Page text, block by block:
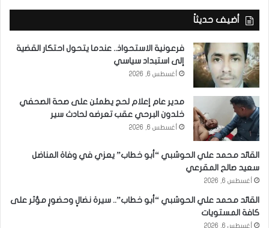
أضيف حديثاً
فرعونية الاستحواذ.. عندما يتحول احتكار القضية
إلى استبداد سياسي
أغسطس 6, 2026
مدير عام إعلام لحج يطمئن على صحة الصحفي
خلدون البرحي عقب تعرضه لحادث سير
أغسطس 6, 2026
القائد محمد علي الحوشبي “أبو خطاب” يعزي في وفاة المناضل
سعيد صالح المقرعي
أغسطس 6, 2026
القائد محمد علي الحوشبي “أبو خطاب”.. سيرة نضالٍ وحضورٍ مؤثر على
كافة المستويات
أغسطس 6, 2026